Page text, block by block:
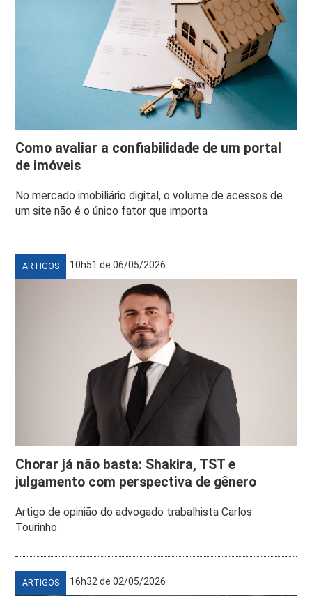
Como avaliar a confiabilidade de um portal
de imóveis
No mercado imobiliário digital, o volume de acessos de
um site não é o único fator que importa
ARTIGOS 10h51 de 06/05/2026
Chorar já não basta: Shakira, TST e
julgamento com perspectiva de gênero
Artigo de opinião do advogado trabalhista Carlos
Tourinho
ARTIGOS 16h32 de 02/05/2026